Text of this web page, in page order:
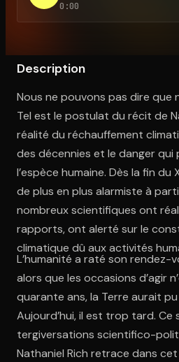
Ouvre l'app Appareil photo,
0:00
Description
Nous ne pouvons pas dire que
Tel est le postulat du récit de
réalité du réchauffement
des décennies et le danger qui
l’espèce humaine. Dès la fin du
de plus en plus alarmiste à
nombreux scientifiques ont
rapports, ont alerté sur le
climatique dû aux activités
L’humanité a raté son rendez-
alors que les occasions d’agir
quarante ans, la Terre aurait
Aujourd’hui, il est trop tard.
tergiversations scientifico-
Nathaniel Rich retrace dans